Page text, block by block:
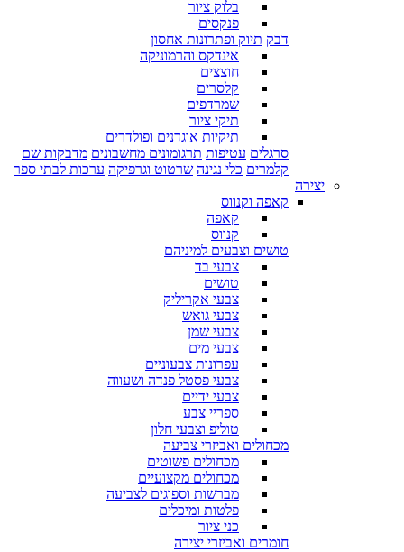
בלוק ציור
פנקסים
דבק תיוק ופתרונות אחסון
אינדקס והרמוניקה
חוצצים
קלסרים
שמרדפים
תיקי ציור
תיקיות אוגדנים ופולדרים
סרגלים עטיפות תרגומונים מחשבונים מדבקות שם
קלמרים כלי נגינה שרטוט וגרפיקה ערכות לבתי ספר
יצירה
קאפה וקנווס
קאפה
קנווס
טושים וצבעים למיניהם
צבעי בד
טושים
צבעי אקריליק
צבעי גואש
צבעי שמן
צבעי מים
עפרונות צבעוניים
צבעי פסטל פנדה ושעווה
צבעי ידיים
ספריי צבע
טוליפ וצבעי חלון
מכחולים ואביזרי צביעה
מכחולים פשוטים
מכחולים מקצועיים
מברשות וספוגים לצביעה
פלטות ומיכלים
כני ציור
חומרים ואביזרי יצירה